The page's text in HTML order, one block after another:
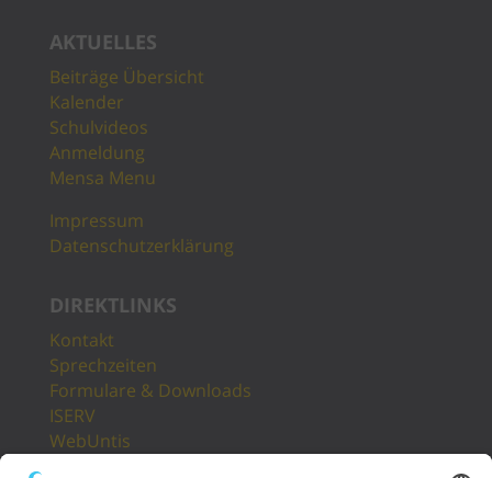
AKTUELLES
Beiträge Übersicht
Kalender
Schulvideos
Anmeldung
Mensa Menu
Impressum
Datenschutzerklärung
DIREKTLINKS
Kontakt
Sprechzeiten
Formulare & Downloads
ISERV
WebUntis